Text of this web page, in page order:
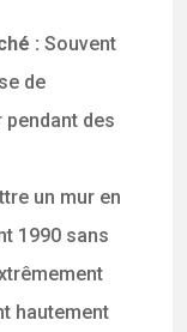
: Souvent
de
des
un mur en
1990 sans
hautement